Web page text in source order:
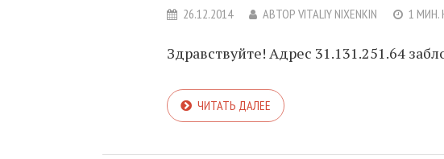
26.12.2014 АВТОР VITALIY NIXENKIN 1 МИН.
Здравствуйте! Адрес 31.131.251.64
ЧИТАТЬ ДАЛЕЕ